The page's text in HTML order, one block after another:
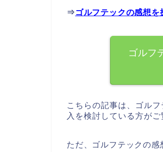
⇒ ゴルフテックの感想
ゴルフ
こちらの記事は、ゴル
入を検討している方が
ただ、ゴルフテックの